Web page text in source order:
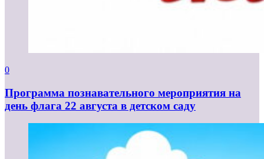
0
Программа познавательного мероприятия на
день флага 22 августа в детском саду